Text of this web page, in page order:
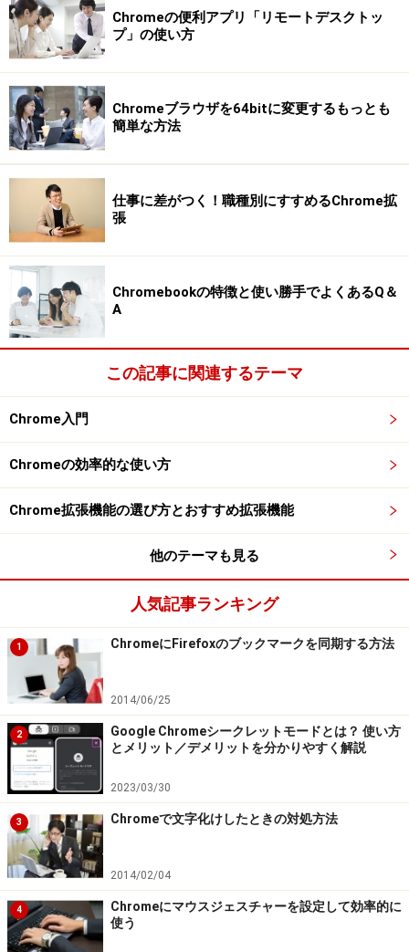
おわりに
いかがだったでしょうか。今回は、拡張機能
「Appspector」の使い方をご紹介しました。最後までお
しでも役に立ったと思いましたら「はてブ」「Twitter」
「Facebook」のボタンをクリックして多くの皆様にこの
記事をシェアして頂けると励みになります！
※記事内容は執筆時点のものです。最新の内容をご確認くださ
い。
※OSやアプリ、ソフトのバージョンによっては画面表示、操作方
法が異なる可能性があります。
【編集部おすすめの購入サイト】
楽天市場で Chrome 関連の商品をチェック！
Chromeの便利アプリ「リモートデスクトッ
プ」の使い方
Chromeブラウザを64bitに変更するもっとも
簡単な方法
仕事に差がつく！職種別にすすめるChrome拡
張
Chromebookの特徴と使い勝手でよくあるQ＆
A
この記事に関連するテーマ
Chrome入門
Chromeの効率的な使い方
Chrome拡張機能の選び方とおすすめ拡張機能
他のテーマも見る
人気記事ランキング
1 ChromeにFirefoxのブックマークを同期する方法
2014/06/25
2
Google Chromeシークレットモードとは？ 使い方
とメリット／デメリットを分かりやすく解説
2023/03/30
3 Chromeで文字化けしたときの対処方法
2014/02/04
4
Chromeにマウスジェスチャーを設定して効率的に
使う